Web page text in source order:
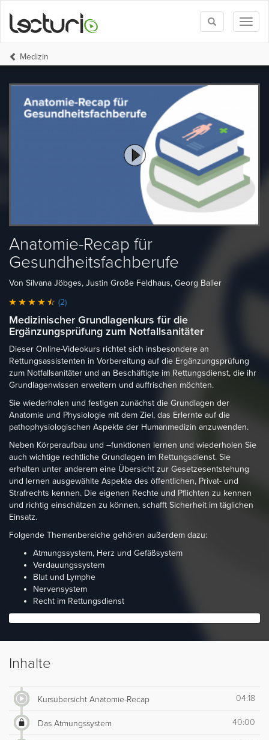
Toggle
search
Medizin
Anatomie-Recap für
Gesundheitsfachberufe
Von Silvana Jöbges, Justin Große Feldhaus, Georg Baller
(2)
Medizinischer Grundlagenkurs für die
Ergänzungsprüfung zum Notfallsanitäter
Dieser Online-Videokurs richtet sich insbesondere an
Rettungsassistenten in Vorbereitung auf die Ergänzungsprüfung
zum Notfallsanitäter und an Beschäftigte im Rettungsdienst, die ihr
Grundlagenwissen erweitern und auffrischen möchten.
Sie wiederholen und festigen zunächst die Grundlagen der
Anatomie und Physiologie mit dem Ziel, das Erlernte auf die
pathophysiologischen Aspekte der Humanmedizin anzuwenden.
Neben Körperaufbau und –funktionen lernen und wiederholen Sie
auch wichtige rechtliche Grundlagen im Rettungsdienst. Sie
erhalten unter anderem eine Übersicht zur Gesetzesentstehung
und lernen ausgewählte Aspekte des öffentlichen, Privat- und
Strafrechts kennen. Die eigenen Rechte und Pflichten zu kennen
und richtig einschätzen zu können, schafft Sicherheit im täglichen
Einsatz.
Folgende Themenbereiche gehören außerdem dazu:
Atmungssystem, Herz und Gefäßsystem
Verdauungssystem
Blut und Lymphe
Nervensystem
Recht im Rettungsdienst
Inhalte
Kursübersicht Anatomie-Recap 04:18
Das Atmungssystem 40:00